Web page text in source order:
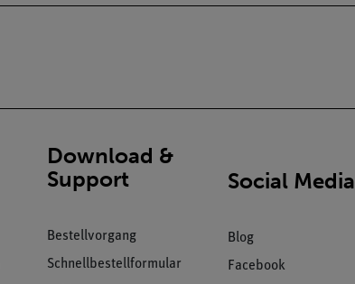
Download &
Support
Bestellvorgang
Schnellbestellformular
Social Media
Blog
Facebook